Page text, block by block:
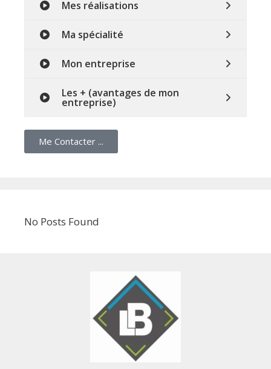
Mes réalisations
Ma spécialité
Mon entreprise
Les + (avantages de mon
entreprise)
Me Contacter ...
No Posts Found